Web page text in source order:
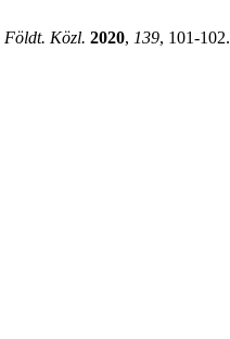
Földt. Közl. 2020, 139, 101-102.